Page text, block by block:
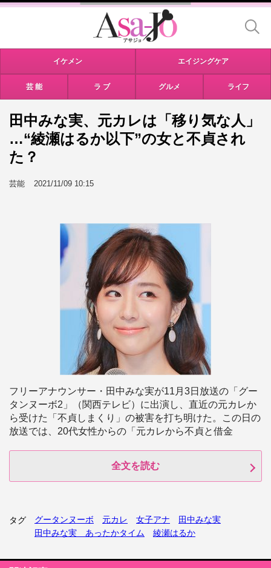
イケメン エイジングケア
芸 能 ラ ブ グルメ ライフ
田中みな実、元カレは「移り気な人」
…“綾瀬はるか以下”の女と不貞され
た？
芸能 2021/11/09 10:15
フリーアナウンサー・田中みな実が11月3日放送の「グー
タンヌーボ2」（関西テレビ）に出演し、直近の元カレか
ら受けた「不貞しまくり」の被害を打ち明けた。この日の
放送では、20代女性からの「元カレから不貞と借金
全文を読む
タグ グータンヌーボ 元カレ 女子アナ
田中みな実
田中みな実 あったかタイム
綾瀬はるか